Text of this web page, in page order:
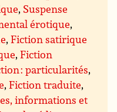
, Suspense
érotique,
,Fiction satirique
,Fiction
: particularités,
,Fiction traduite,
informations et